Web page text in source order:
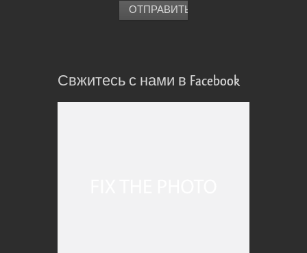
Свжитесь с нами в Facebook